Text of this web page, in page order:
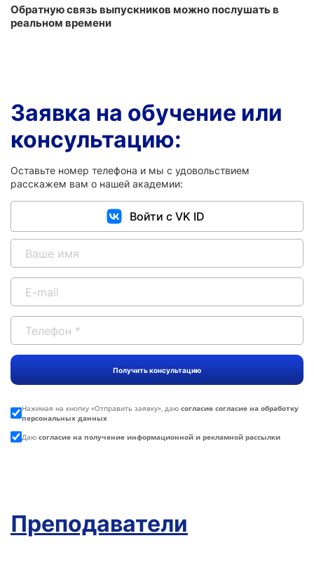
Обратную связь выпускников можно послушать в
реальном времени
Заявка на обучение или
консультацию:
Оставьте номер телефона и мы с удовольствием
расскажем вам о нашей академии:
Войти с VK ID
Нажимая на кнопку «Отправить заявку», даю согласие согласие на обработку
персональных данных
Даю согласие на получение информационной и рекламной рассылки
Преподаватели